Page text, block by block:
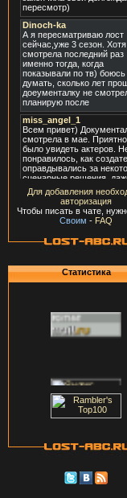
Для добавления
авторизация
Чтобы писать в чате,
Своим - FAQ
Статистика